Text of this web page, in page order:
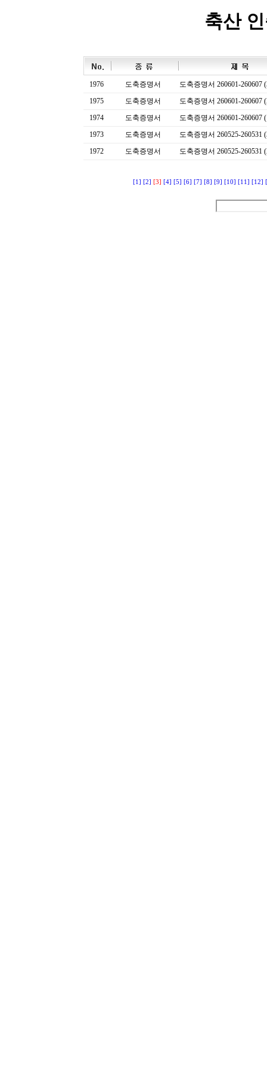
축산
1976 도축증명서
도축증명서 260601-260607
1975
도축증명서
도축증명서 260601-260607
1974
도축증명서
도축증명서 260601-260607
1973
도축증명서
도축증명서 260525-260531
1972
도축증명서 도축증명서 260525-260531
[1] [2] [3] [4] [5] [6] [7] [8] [9] [10] [11] [12]